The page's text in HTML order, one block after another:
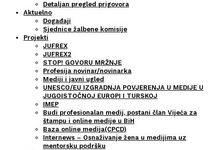
Detaljan pregled prigovora
Aktuelno
Događaji
Sjednice žalbene komisije
Projekti
JUFREX
JUFREX2
STOP! GOVORU MRŽNJE
Profesija novinar/novinarka
Mediji i javni ugled
UNESCO/EU IZGRADNJA POVJERENJA U MEDIJE U
JUGOISTOČNOJ EUROPI I TURSKOJ
IMEP
Budi profesionalan medij, postani član Vijeća za
štampu i online medije u BiH
Baza online medija(CPCD)
Internews – Osnaživanje žena u medijima uz
mentorsku podršku